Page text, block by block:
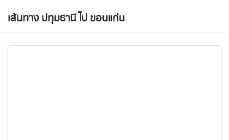
เส้นทาง ปทุมธานี ไป ขอนแก่น